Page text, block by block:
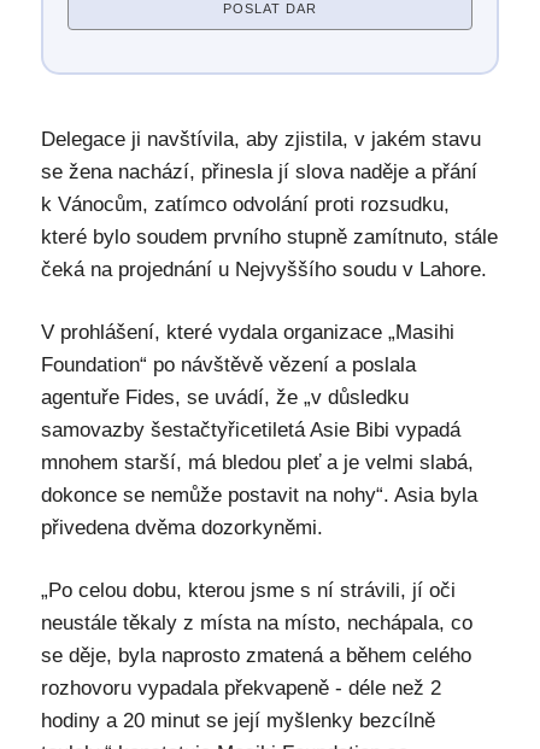
POSLAT DAR
Delegace ji navštívila, aby zjistila, v jakém stavu
se žena nachází, přinesla jí slova naděje a přání
k Vánocům, zatímco odvolání proti rozsudku,
které bylo soudem prvního stupně zamítnuto, stále
čeká na projednání u Nejvyššího soudu v Lahore.
V prohlášení, které vydala organizace „Masihi
Foundation“ po návštěvě vězení a poslala
agentuře Fides, se uvádí, že „v důsledku
samovazby šestačtyřicetiletá Asie Bibi vypadá
mnohem starší, má bledou pleť a je velmi slabá,
dokonce se nemůže postavit na nohy“. Asia byla
přivedena dvěma dozorkyněmi.
„Po celou dobu, kterou jsme s ní strávili, jí oči
neustále těkaly z místa na místo, nechápala, co
se děje, byla naprosto zmatená a během celého
rozhovoru vypadala překvapeně - déle než 2
hodiny a 20 minut se její myšlenky bezcílně